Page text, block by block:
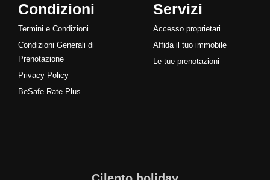
Condizioni
Termini e Condizioni
Condizioni Generali di
Prenotazione
Privacy Policy
BeSafe Rate Plus
Servizi
Accesso proprietari
Affida il tuo immobile
Le tue prenotazioni